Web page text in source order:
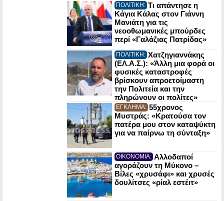
ΠΟΛΙΤΙΚΗ: Τι απάντησε η
Κάγια Κάλας στον Γιάννη
Μανιάτη για τις
νεοοθωμανικές μπούρδες
περί «Γαλάζιας Πατρίδας»
ΠΟΛΙΤΙΚΗ: Χατζηγιαννάκης
(ΕΛ.Α.Σ.): «Άλλη μια φορά οι
φυσικές καταστροφές
βρίσκουν απροετοίμαστη
την Πολιτεία και την
πληρώνουν οι πολίτες»
ΕΓΚΛΗΜΑ: 55χρονος
Μυστράς: «Κρατούσα τον
πατέρα μου στον καταψύκτη
για να παίρνω τη σύνταξη»
ΟΙΚΟΝΟΜΙΑ: Αλλοδαποί
αγοράζουν τη Μύκονο –
Βίλες «χρυσάφι» και χρυσές
δουλίτσες «ρίαλ εστέιτ»